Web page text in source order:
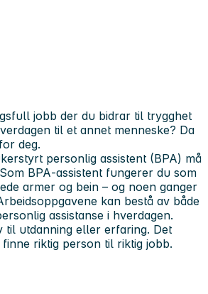
jobb der du bidrar til trygghet
til et annet menneske? Da
deg.
personlig assistent (BPA) må
BPA‑assistent fungerer du som
armer og bein – og noen ganger
kan bestå av både
assistanse i hverdagen.
til utdanning eller erfaring. Det
riktig person til riktig jobb.